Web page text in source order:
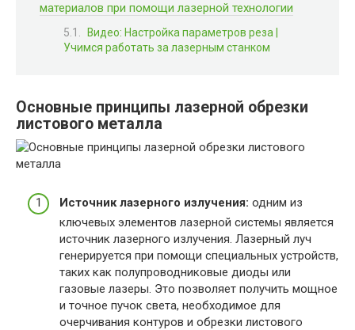
материалов при помощи лазерной технологии
Видео: Настройка параметров реза |
Учимся работать за лазерным станком
Основные принципы лазерной обрезки
листового металла
Источник лазерного излучения: одним из
ключевых элементов лазерной системы является
источник лазерного излучения. Лазерный луч
генерируется при помощи специальных устройств,
таких как полупроводниковые диоды или
газовые лазеры. Это позволяет получить мощное
и точное пучок света, необходимое для
очерчивания контуров и обрезки листового